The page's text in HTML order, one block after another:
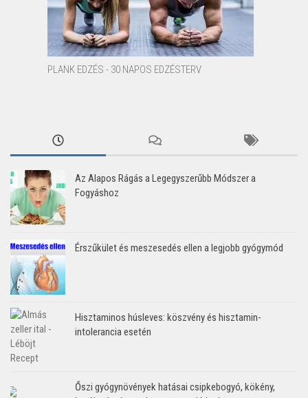
PLANK EDZÉS - 30 NAPOS EDZÉSTERV
Az Alapos Rágás a Legegyszerűbb Módszer a
Fogyáshoz
Érszűkület és meszesedés ellen a legjobb gyógymód
Hisztaminos húsleves: köszvény és hisztamin-
intolerancia esetén
Őszi gyógynövények hatásai csipkebogyó, kökény,